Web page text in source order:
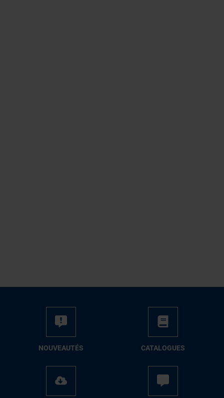
NOUVEAUTÉS CATALOGUES